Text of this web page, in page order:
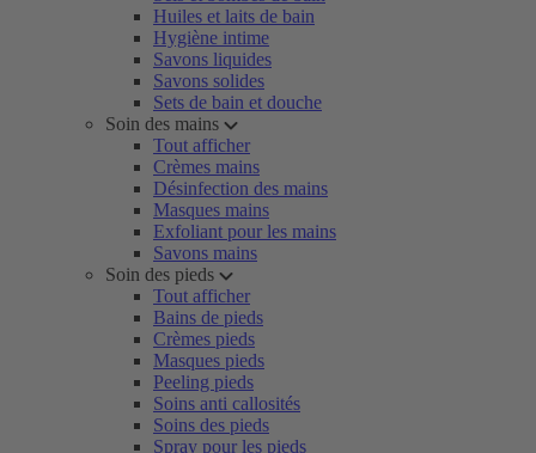
Huiles et laits de bain
Hygiène intime
Savons liquides
Savons solides
Sets de bain et douche
Soin des mains
Tout afficher
Crèmes mains
Désinfection des mains
Masques mains
Exfoliant pour les mains
Savons mains
Soin des pieds
Tout afficher
Bains de pieds
Crèmes pieds
Masques pieds
Peeling pieds
Soins anti callosités
Soins des pieds
Spray pour les pieds